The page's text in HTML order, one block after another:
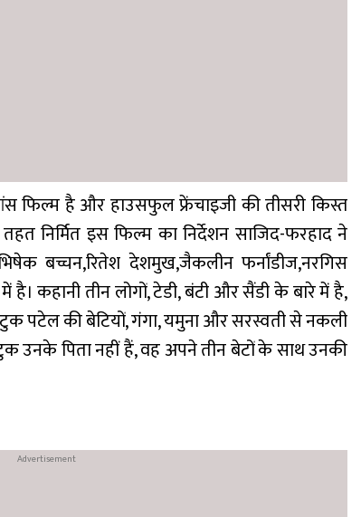
फिल्म है और हाउसफुल फ्रेंचाइजी की तीसरी किस्त
निर्मित इस फिल्म का निर्देशन साजिद-फरहाद ने
बच्चन,रितेश देशमुख,जैकलीन फर्नांडीज,नरगिस
कहानी तीन लोगों, टेडी, बंटी और सैंडी के बारे में है,
पटेल की बेटियों, गंगा, यमुना और सरस्वती से नकली
उनके पिता नहीं हैं, वह अपने तीन बेटों के साथ उनकी